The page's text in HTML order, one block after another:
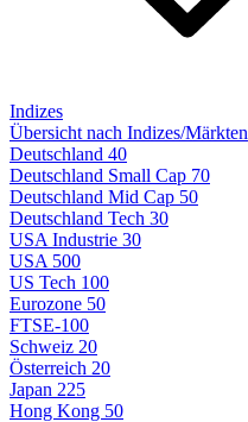
Indizes
Übersicht nach Indizes/Märkten
Deutschland 40
Deutschland Small Cap 70
Deutschland Mid Cap 50
Deutschland Tech 30
USA Industrie 30
USA 500
US Tech 100
Eurozone 50
FTSE-100
Schweiz 20
Österreich 20
Japan 225
Hong Kong 50